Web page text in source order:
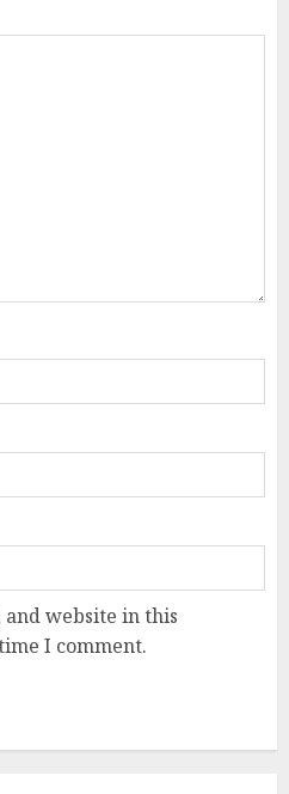
and website in this
I comment.